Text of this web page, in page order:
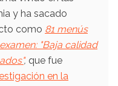
y ha sacado
como 81 menús
"Baja calidad
, que fue
en la